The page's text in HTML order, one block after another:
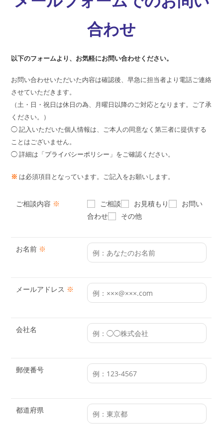
合わせ
以下のフォームより、お気軽にお問い合わせください。
お問い合わせいただいた内容は確認後、早急に担当者より電話ご連絡
させていただきます。
（土・日・祝日は休日の為、月曜日以降のご対応となります。ご了承
ください。）
◯ 記入いただいた個人情報は、ご本人の同意なく第三者に提供する
ことはございません。
◯ 詳細は「プライバシーポリシー 」をご確認ください。
※ は必須項目となっています。ご記入をお願いします。
ご相談内容 ※ ご相談 お見積もり
お問い
合わせ
その他
お名前 ※
メールアドレス ※
会社名
郵便番号
都道府県